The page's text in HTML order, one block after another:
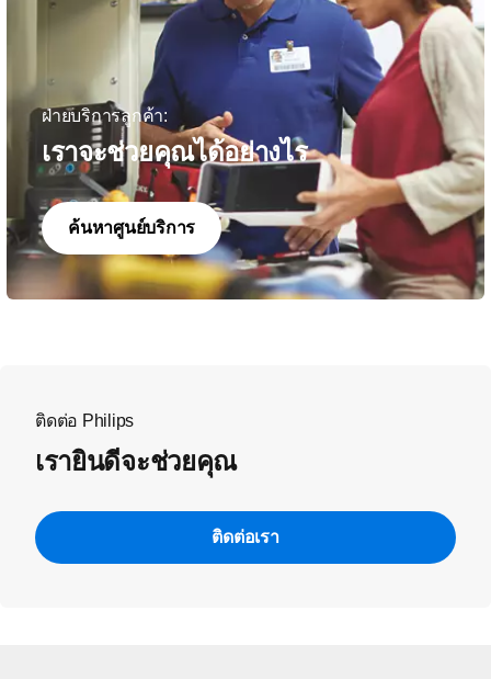
ฝ่ายบริการลูกค้า:
เราจะช่วยคุณได้อย่างไร
ค้นหาศูนย์บริการ
ติดต่อ Philips
เรายินดีจะช่วยคุณ
ติดต่อเรา